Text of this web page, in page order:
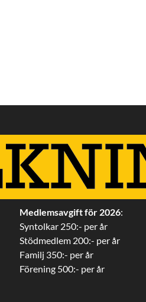
Medlemsavgift för 2026:
Syntolkar 250:- per år
Stödmedlem 200:- per år
Familj 350:- per år
Förening 500:- per år